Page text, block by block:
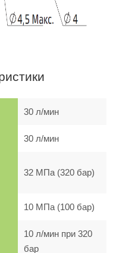
30 л/мин
30 л/мин
32 МПа (320 бар)
10 МПа (100 бар)
10 л/мин при 320
бар